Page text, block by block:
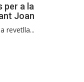
per a la
Joan
revetlla...